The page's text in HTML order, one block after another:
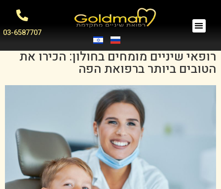
03-6587707
רופאי שיניים מומחים בחולון: הכירו את
הטובים ביותר ברפואת הפה